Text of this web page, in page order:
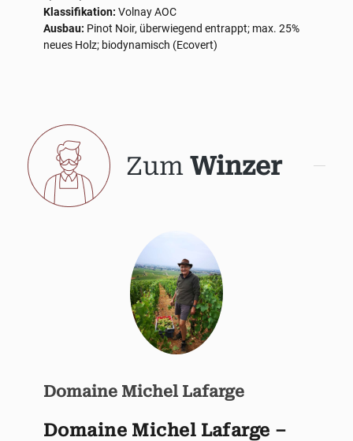
Klassifikation: Volnay AOC
Ausbau: Pinot Noir, überwiegend entrappt; max. 25%
neues Holz; biodynamisch (Ecovert)
Zum Winzer
Domaine Michel Lafarge
Domaine Michel Lafarge –